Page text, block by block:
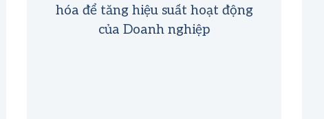
hóa để tăng hiệu suất hoạt động
của Doanh nghiệp